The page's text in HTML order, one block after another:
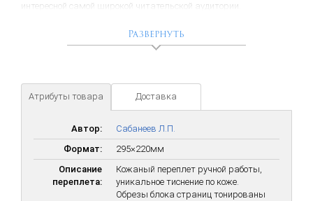
интересной самой широкой читательской аудитории.
Развернуть
Атрибуты товара Доставка
Автор:
Сабанеев Л.П.
Формат:
295×220мм
Описание
переплета:
Кожаный переплет ручной работы,
уникальное тиснение по коже.
Обрезы блока страниц тонированы